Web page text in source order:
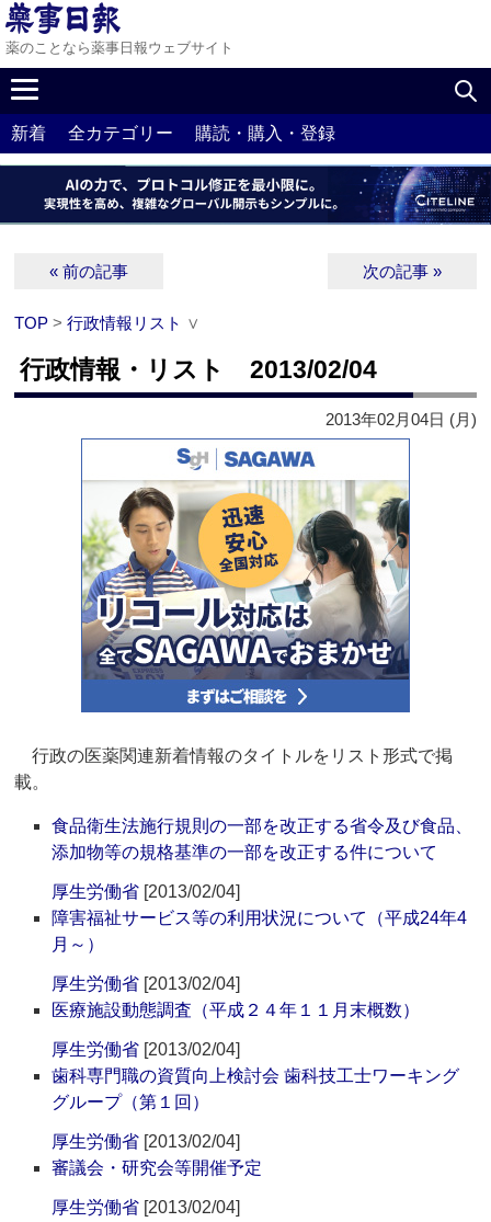
薬のことなら薬事日報ウェブサイト
新着 全カテゴリー 購読・購入・登録
« 前の記事 次の記事 »
TOP >行政情報リスト ∨
行政情報・リスト 2013/02/04
2013年02月04日 (月)
行政の医薬関連新着情報のタイトルをリスト形式で掲
載。
食品衛生法施行規則の一部を改正する省令及び食品、
添加物等の規格基準の一部を改正する件について
厚生労働省 [2013/02/04]
障害福祉サービス等の利用状況について（平成24年4
月～）
厚生労働省 [2013/02/04]
医療施設動態調査（平成２４年１１月末概数）
厚生労働省 [2013/02/04]
歯科専門職の資質向上検討会 歯科技工士ワーキング
グループ（第１回）
厚生労働省 [2013/02/04]
審議会・研究会等開催予定
厚生労働省 [2013/02/04]